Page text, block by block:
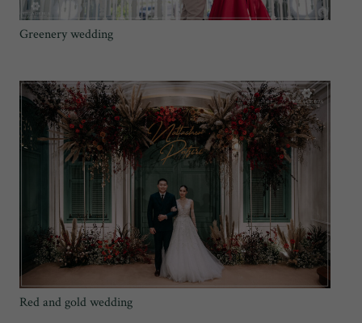
Greenery wedding
Red and gold wedding